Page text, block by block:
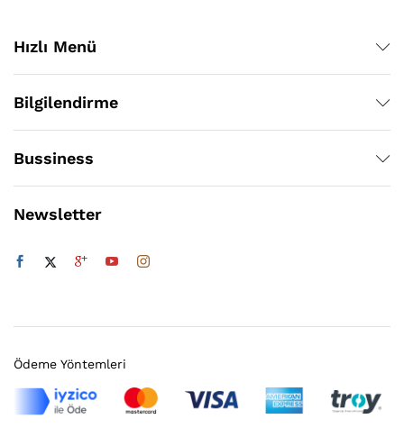
Hızlı Menü
Bilgilendirme
Bussiness
Newsletter
Ödeme Yöntemleri